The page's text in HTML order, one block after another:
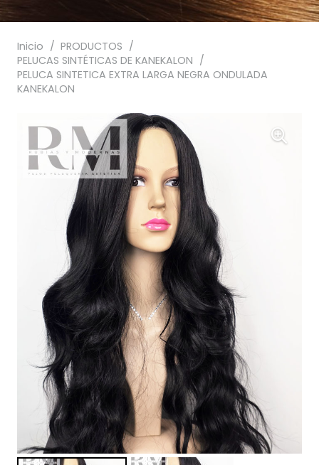
Inicio / PRODUCTOS /
PELUCAS SINTÉTICAS DE KANEKALON /
PELUCA SINTETICA EXTRA LARGA NEGRA ONDULADA
KANEKALON